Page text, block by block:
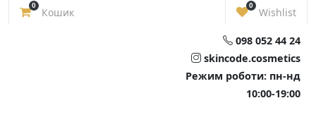
Skip
0
Кошик
0
Wishlist
098 052 44 24
skincode.cosmetics
Режим роботи: пн-нд
10:00-19:00